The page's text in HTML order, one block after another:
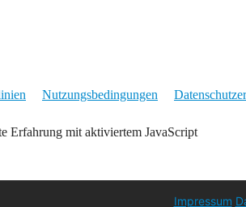
Nutzungsbedingungen
Erfahrung mit aktiviertem JavaScript
Impressum